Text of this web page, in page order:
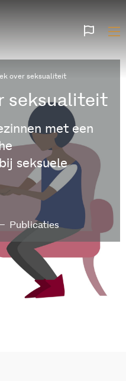
over seksualiteit
seksualiteit
met een
seksuele
Publicaties